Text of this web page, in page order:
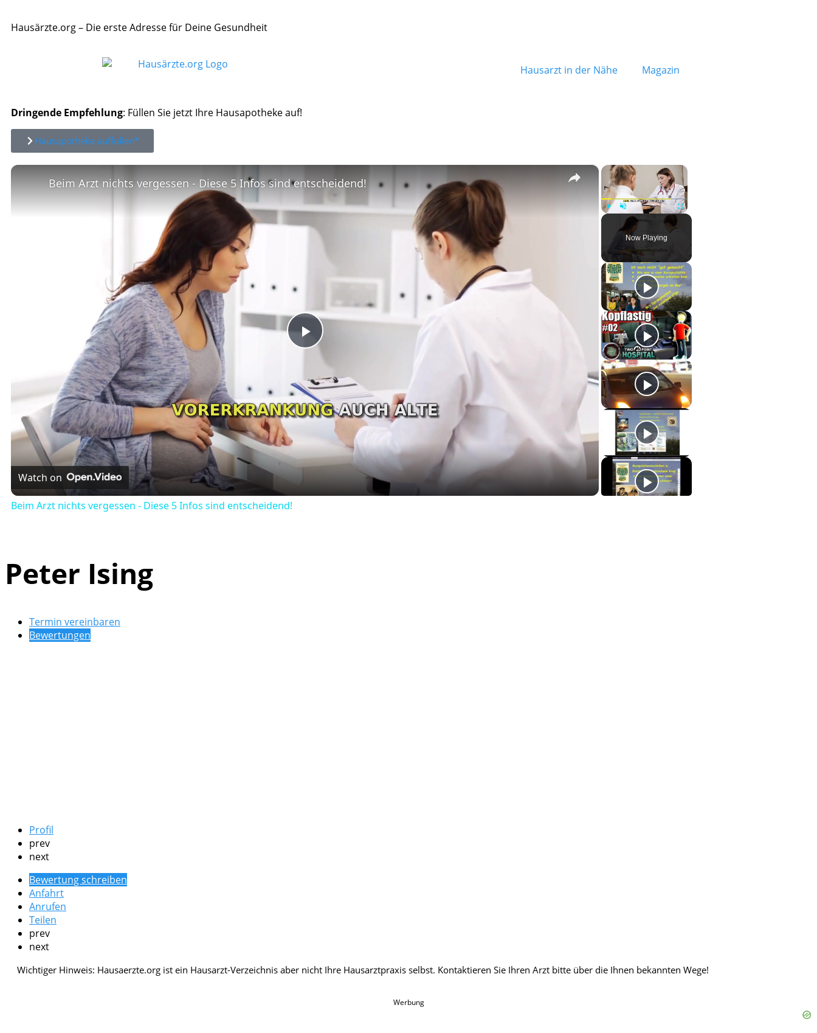
Hausärzte.org – Die erste Adresse für Deine Gesundheit
Hausarzt in der Nähe Magazin
Dringende Empfehlung: Füllen Sie jetzt Ihre Hausapotheke auf!
Hausapotheke auffüllen*
×
Unmute Fullscreen
Now Playing
×
Play
Video
Beim Arzt nichts vergessen - Diese 5 Infos sind entscheidend!
Watch on
Beim Arzt nichts vergessen - Diese 5 Infos sind entscheidend!
Peter Ising
Termin vereinbaren
Bewertungen
Profil
prev
next
Bewertung schreiben
Anfahrt
Anrufen
Teilen
prev
next
Werbung